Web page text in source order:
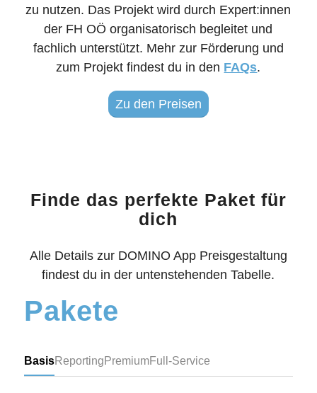
zu nutzen. Das Projekt wird durch Expert:innen
der FH OÖ organisatorisch begleitet und
fachlich unterstützt. Mehr zur Förderung und
zum Projekt findest du in den FAQs.
Zu den Preisen
Finde das perfekte Paket für
dich
Alle Details zur DOMINO App Preisgestaltung
findest du in der untenstehenden Tabelle.
Pakete
BasisReporting PremiumFull-Service